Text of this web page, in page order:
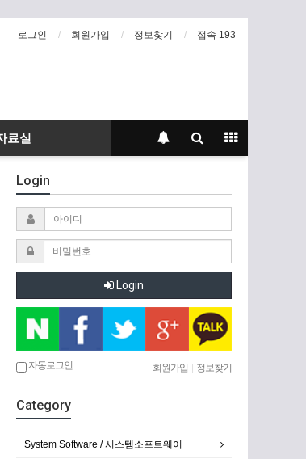
로그인 회원가입 정보찾기 접속 193
료실
Login
Login
자동로그인 회원가입 | 정보찾기
Category
System Software / 시스템소프트웨어